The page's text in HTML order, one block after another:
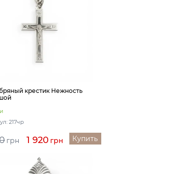
крестик Нежность
217чр
грн 1 920 грн Купить